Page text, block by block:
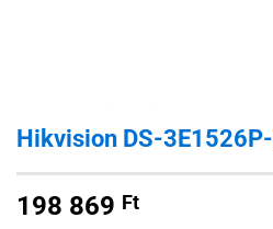
Hikvision DS-
198 869 Ft